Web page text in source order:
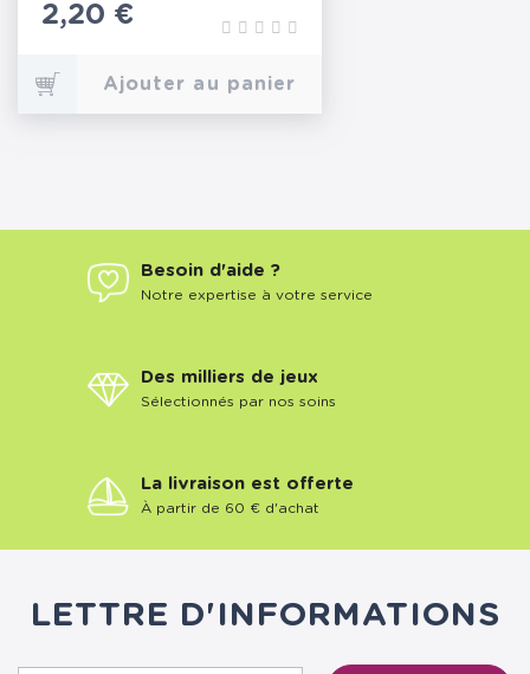
Prix
2,20 €
Ajouter au panier
Besoin d'aide ?
Notre expertise à votre service
Des milliers de jeux
Sélectionnés par nos soins
La livraison est offerte
À partir de 60 € d'achat
LETTRE D'INFORMATIONS